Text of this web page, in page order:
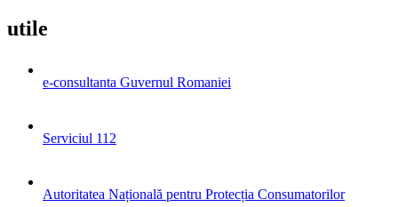
utile
e-consultanta Guvernul Romaniei
Serviciul 112
Autoritatea Națională pentru Protecția Consumatorilor